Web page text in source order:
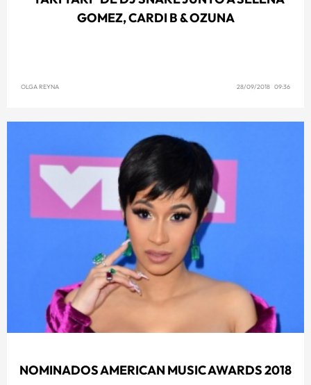
GOMEZ, CARDI B & OZUNA
OLGA REYNA 28/09/2018 09:36
NOMINADOS AMERICAN MUSIC AWARDS 2018